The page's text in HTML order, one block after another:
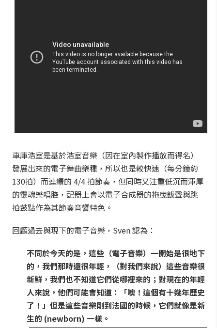
車庫浩室是基於浩室音樂（因在室內製作播放而得名）
發展出來的電子舞曲樂種，所以也是較快速（每分鐘約
130拍）而連續的 4/4 拍節奏，但同時又注重低沉而渾厚
的靈魂樂唱腔，配器上會以電子合成器的拖曳鈸聲與跳
拍鼓點作為其節奏音響特色。
回顧過去與現下的電子音樂，Sven 認為：
不同於今天的是，這些（電子音樂）一開始是很地下
的，我們那時還很年輕，（對我們來說）這些音樂很
新鮮，我們也不知道它們從哪裡來的；對現在的年輕
人來說，他們可能會知道：「噢！這個有十幾年歷史
了！」但是這些音樂剛到法國的時候，它們就像是新
生的 (newborn) 一樣。